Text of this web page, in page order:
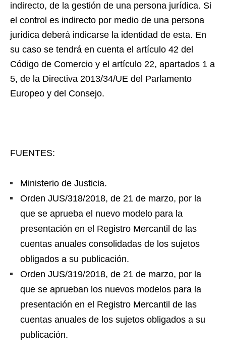
indirecto, de la gestión de una persona jurídica. Si
el control es indirecto por medio de una persona
jurídica deberá indicarse la identidad de esta. En
su caso se tendrá en cuenta el artículo 42 del
Código de Comercio y el artículo 22, apartados 1 a
5, de la Directiva 2013/34/UE del Parlamento
Europeo y del Consejo.
FUENTES:
Ministerio de Justicia.
Orden JUS/318/2018, de 21 de marzo, por la
que se aprueba el nuevo modelo para la
presentación en el Registro Mercantil de las
cuentas anuales consolidadas de los sujetos
obligados a su publicación.
Orden JUS/319/2018, de 21 de marzo, por la
que se aprueban los nuevos modelos para la
presentación en el Registro Mercantil de las
cuentas anuales de los sujetos obligados a su
publicación.